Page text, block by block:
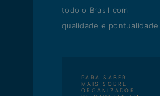
todo o Brasil com
qualidade e pontualidade.
PARA SABER
MAIS SOBRE
ORGANIZADOR